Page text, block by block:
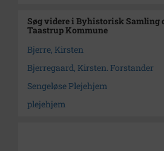
Søg videre i Byhistorisk Samling
Taastrup Kommune
Bjerre, Kirsten
Bjerregaard, Kirsten. Forstander
Sengeløse Plejehjem
plejehjem